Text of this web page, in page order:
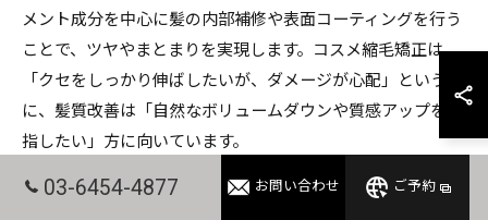
メント成分を中心に髪の内部補修や表面コーティングを行う
ことで、ツヤやまとまりを実現します。コスメ縮毛矯正は
「クセをしっかり伸ばしたいが、ダメージが心配」という方
に、髪質改善は「自然なボリュームダウンや質感アップを目
指したい」方に向いています。
失敗しないためには、施術前に自分の髪の状態やなりたいイ
03-6454-4877 お問い合わせ ご予約